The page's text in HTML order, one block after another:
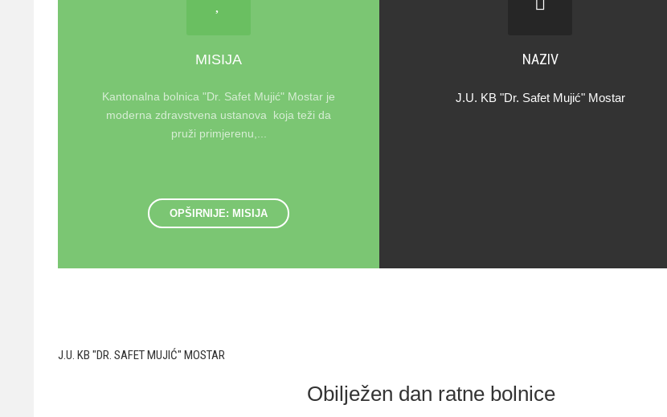
MISIJA
Kantonalna bolnica "Dr. Safet Mujić" Mostar je
moderna zdravstvena ustanova koja teži da
pruži primjerenu,...
OPŠIRNIJE: MISIJA
NAZIV
J.U. KB "Dr. Safet Mujić" Mostar
J.U. KB "DR. SAFET MUJIĆ" MOSTAR
Obilježen dan ratne bolnice